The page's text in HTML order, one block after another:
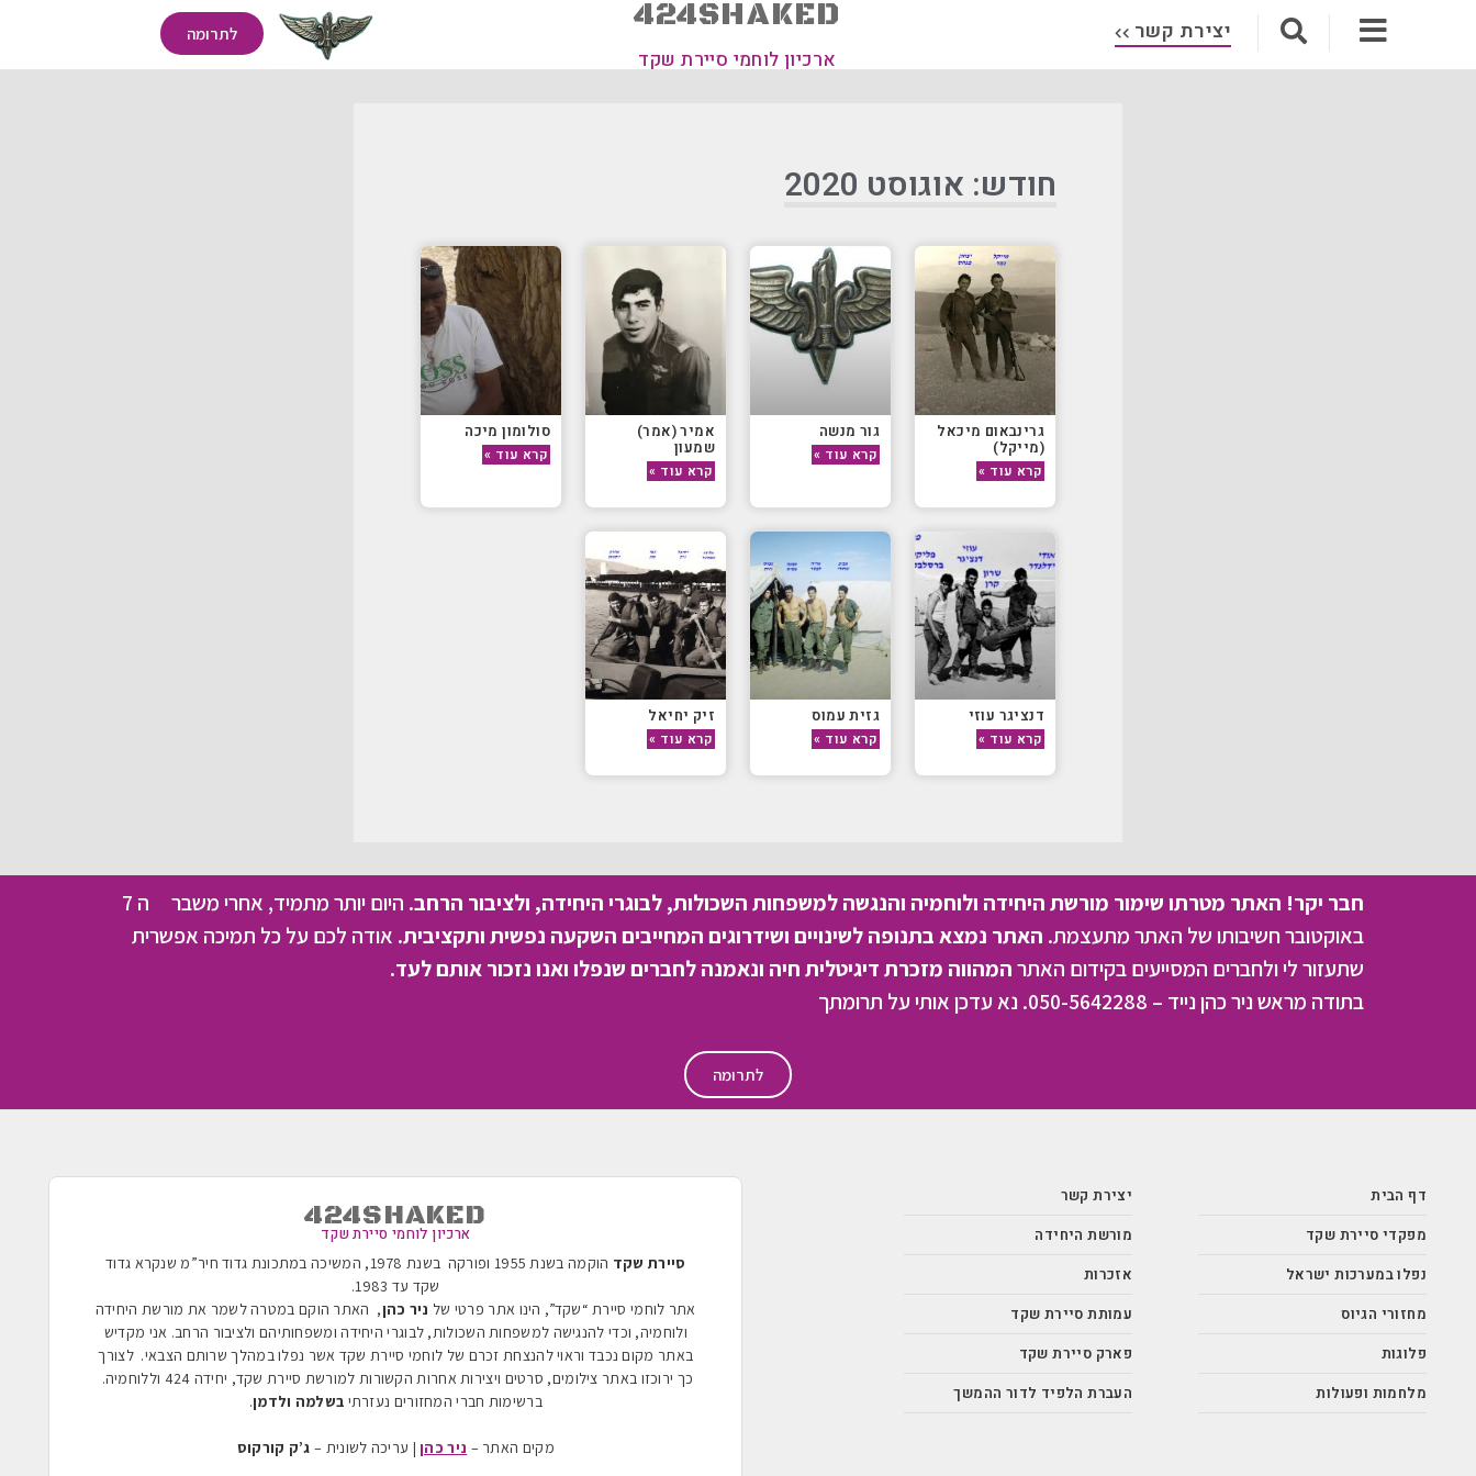
יצירת קשר 424SHAKED
ארכיון לוחמי סיירת שקד
לתרומה
חודש: אוגוסט 2020
גרינבאום מיכאל
(מייקל)
קרא עוד »
גור מנשה
קרא עוד »
אמיר (אמר)
שמעון
קרא עוד »
סולומון מיכה
קרא עוד »
דנציגר עוזי
קרא עוד »
גזית עמוס
קרא עוד »
זיק יחיאל
קרא עוד »
חבר יקר! האתר מטרתו שימור מורשת היחידה ולוחמיה והנגשה למשפחות השכולות, לבוגרי היחידה, ולציבור הרחב.
היום יותר מתמיד, אחרי משבר ה 7
באוקטובר חשיבותו של האתר מתעצמת. האתר נמצא בתנופה לשינויים ושידרוגים המחייבים השקעה נפשית ותקציבית. אודה לכם על כל תמיכה אפשרית
שתעזור לי ולחברים המסייעים בקידום האתרהמהווה מזכרת דיגיטלית חיה ונאמנה לחברים שנפלו ואנו נזכור אותם לעד.
בתודה מראש ניר כהן נייד – 050-5642288. נא עדכן אותי על תרומתך
לתרומה
דף הבית
מפקדי סיירת שקד
נפלו במערכות ישראל
מחזורי הגיוס
פלוגות
מלחמות ופעולות
יצירת קשר
מורשת היחידה
אזכרות
עמותת סיירת שקד
פארק סיירת שקד
העברת הלפיד לדור ההמשך
424SHAKED
ארכיון לוחמי סיירת שקד
סיירת שקד
הוקמה בשנת 1955 ופורקה בשנת 1978, המשיכה במתכונת גדוד חיר”מ שנקרא גדוד
שקד עד 1983
.
אתר לוחמי סיירת “שקד”, הינו אתר פרטי של ניר כהן, האתר הוקם במטרה לשמר את מורשת היחידה
ולוחמיה, וכדי להנגישה למשפחות השכולות, לבוגרי היחידה ומשפחותיהם ולציבור הרחב. אני מקדיש
באתר מקום נכבד וראוי להנצחת זכרם של לוחמי סיירת שקד אשר נפלו במהלך שרותם הצבאי. לצורך
כך ירוכזו באתר צילומים, סרטים ויצירות אחרות הקשורות למורשת סיירת שקד, יחידה 424 וללוחמיה.
ברשימות חברי המחזורים נעזרתי בשלמה ולדמן.
מקים האתר – ניר כהן| עריכה לשונית – ג’ק קורקוס